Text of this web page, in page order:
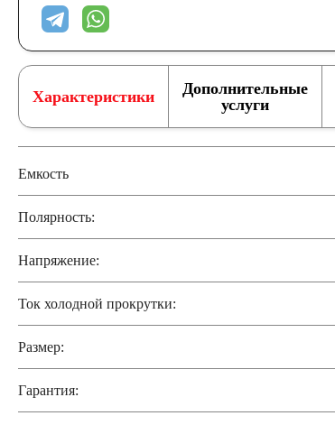
Характеристики
Дополнительные
услуги
Емкость
Полярность:
Напряжение:
Ток холодной прокрутки:
Размер:
Гарантия: